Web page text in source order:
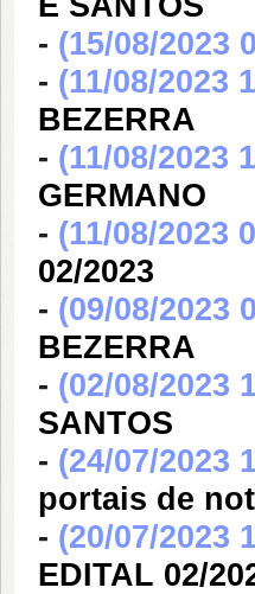
- (15/08/2023
- (11/08/2023
BEZERRA
- (11/08/2023
GERMANO
- (11/08/2023
02/2023
- (09/08/2023
BEZERRA
- (02/08/2023
SANTOS
- (24/07/2023
portais de
- (20/07/2023
EDITAL 02/